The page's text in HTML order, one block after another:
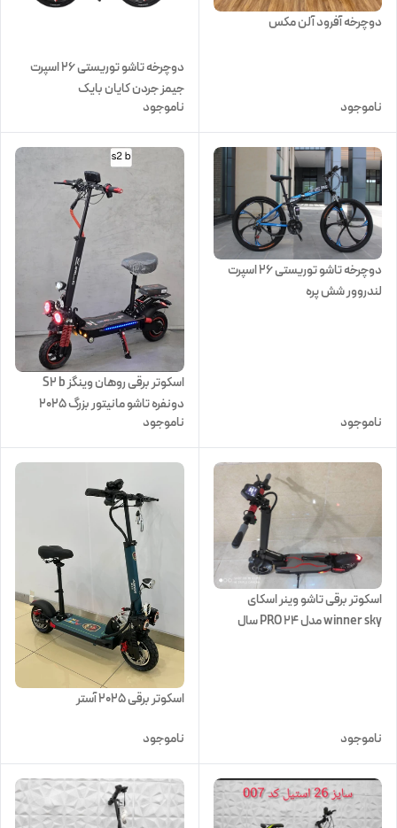
دوچرخه آفرود آلن مکس
ناموجود
دوچرخه تاشو توریستی 26 اسپرت
جیمز جردن کایان بایک
ناموجود
دوچرخه تاشو توریستی 26 اسپرت
لندروور شش پره
ناموجود
اسکوتر برقی روهان وینگز S2 b
دونفره تاشو مانیتور بزرگ 2025
ناموجود
اسکوتر برقی تاشو وینر اسکای
winner sky مدل PRO 24 سال
ناموجود
اسکوتر برقی 2025 آستر
ناموجود